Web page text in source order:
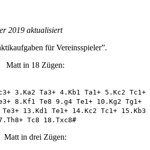
2019 aktualisiert
für Vereinsspieler”.
Matt in 18 Zügen:
3.Ka2 Ta3+ 4.Kb1 Ta1+ 5.Kc2 Tc1+
8.Kf1 Te8 9.g4 Te1+ 10.Kg2 Tg1+
13.Kd1 Te1+ 14.Kc2 Tc1+ 15.Kb3
Tc8 18.Txc8#
Matt in drei Zügen: